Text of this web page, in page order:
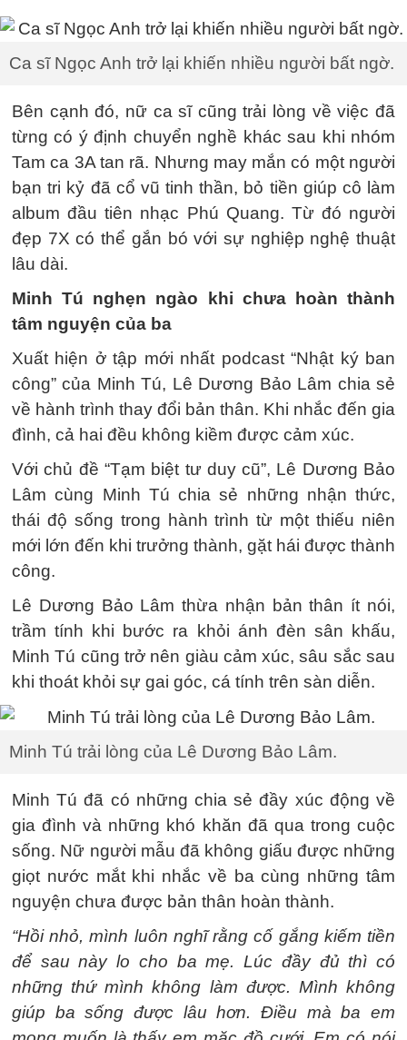
Ca sĩ Ngọc Anh trở lại khiến nhiều người bất ngờ.
Bên cạnh đó, nữ ca sĩ cũng trải lòng về việc đã
từng có ý định chuyển nghề khác sau khi nhóm
Tam ca 3A tan rã. Nhưng may mắn có một người
bạn tri kỷ đã cổ vũ tinh thần, bỏ tiền giúp cô làm
album đầu tiên nhạc Phú Quang. Từ đó người
đẹp 7X có thể gắn bó với sự nghiệp nghệ thuật
lâu dài.
Minh Tú nghẹn ngào khi chưa hoàn thành
tâm nguyện của ba
Xuất hiện ở tập mới nhất podcast “Nhật ký ban
công” của Minh Tú, Lê Dương Bảo Lâm chia sẻ
về hành trình thay đổi bản thân. Khi nhắc đến gia
đình, cả hai đều không kiềm được cảm xúc.
Với chủ đề “Tạm biệt tư duy cũ”, Lê Dương Bảo
Lâm cùng Minh Tú chia sẻ những nhận thức,
thái độ sống trong hành trình từ một thiếu niên
mới lớn đến khi trưởng thành, gặt hái được thành
công.
Lê Dương Bảo Lâm thừa nhận bản thân ít nói,
trầm tính khi bước ra khỏi ánh đèn sân khấu,
Minh Tú cũng trở nên giàu cảm xúc, sâu sắc sau
khi thoát khỏi sự gai góc, cá tính trên sàn diễn.
Minh Tú trải lòng của Lê Dương Bảo Lâm.
Minh Tú đã có những chia sẻ đầy xúc động về
gia đình và những khó khăn đã qua trong cuộc
sống. Nữ người mẫu đã không giấu được những
giọt nước mắt khi nhắc về ba cùng những tâm
nguyện chưa được bản thân hoàn thành.
“Hồi nhỏ, mình luôn nghĩ rằng cố gắng kiếm tiền
để sau này lo cho ba mẹ. Lúc đầy đủ thì có
những thứ mình không làm được. Mình không
giúp ba sống được lâu hơn. Điều mà ba em